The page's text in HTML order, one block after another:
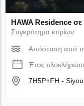
HAWA Residence
Συγκρότημα κτιρίων
Απόσταση από
Έτος
7H5P+FH -